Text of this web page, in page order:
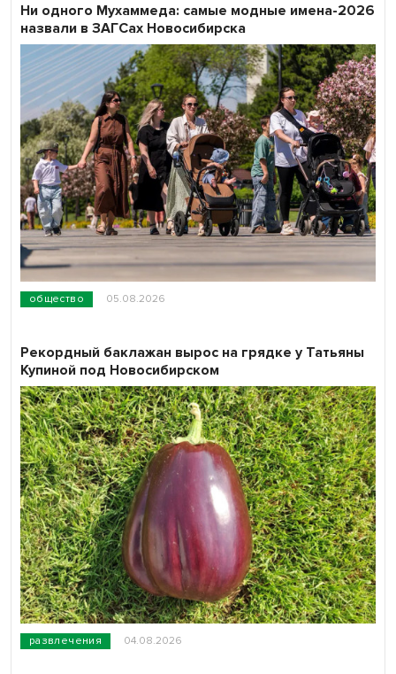
общество 05.08.2026
Ни одного Мухаммеда: самые модные имена-2026
назвали в ЗАГСах Новосибирска
развлечения 04.08.2026
Рекордный баклажан вырос на грядке у Татьяны
Купиной под Новосибирском